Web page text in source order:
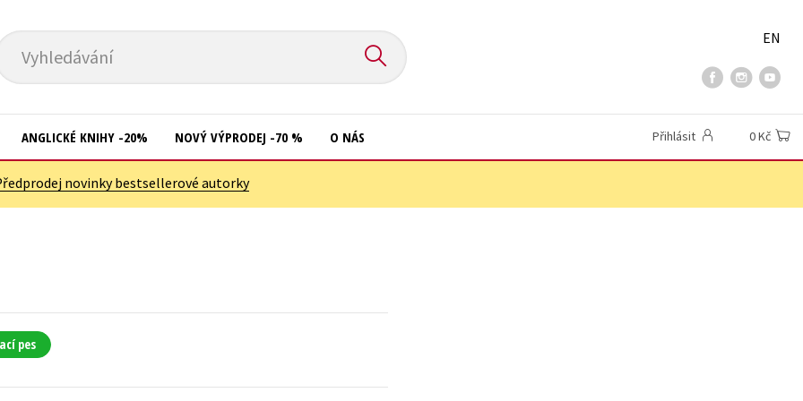
Vyhledávání
EN
ANGLICKÉ KNIHY -20% NOVÝ VÝPRODEJ -70 % O NÁS Přihlásit 0 Kč
novinky bestsellerové autorky
pes